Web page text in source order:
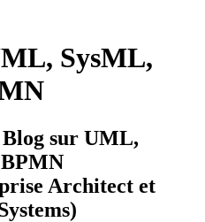
SysML,
sur UML,
Architect et